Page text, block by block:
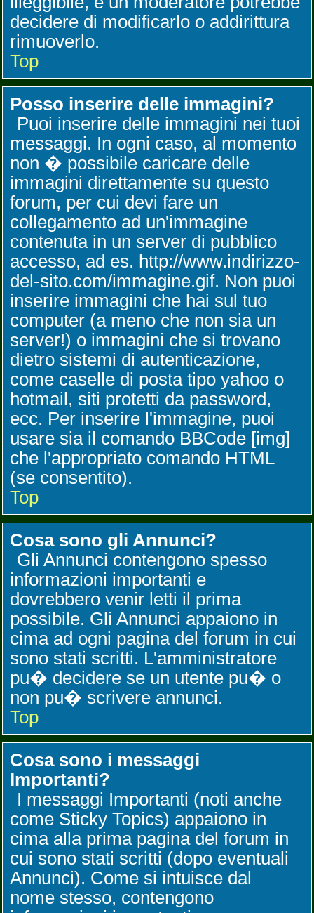
decidere di modificarlo o addirittura
rimuoverlo.
Top
Posso inserire delle immagini?
Puoi inserire delle immagini nei tuoi
messaggi. In ogni caso, al momento
non � possibile caricare delle
immagini direttamente su questo
forum, per cui devi fare un
collegamento ad un'immagine
contenuta in un server di pubblico
accesso, ad es. http://www.indirizzo-
del-sito.com/immagine.gif. Non puoi
inserire immagini che hai sul tuo
computer (a meno che non sia un
server!) o immagini che si trovano
dietro sistemi di autenticazione,
come caselle di posta tipo yahoo o
hotmail, siti protetti da password,
ecc. Per inserire l'immagine, puoi
usare sia il comando BBCode [img]
che l'appropriato comando HTML
(se consentito).
Top
Cosa sono gli Annunci?
Gli Annunci contengono spesso
informazioni importanti e
dovrebbero venir letti il prima
possibile. Gli Annunci appaiono in
cima ad ogni pagina del forum in cui
sono stati scritti. L'amministratore
pu� decidere se un utente pu� o
non pu� scrivere annunci.
Top
Cosa sono i messaggi
Importanti?
I messaggi Importanti (noti anche
come Sticky Topics) appaiono in
cima alla prima pagina del forum in
cui sono stati scritti (dopo eventuali
Annunci). Come si intuisce dal
nome stesso, contengono